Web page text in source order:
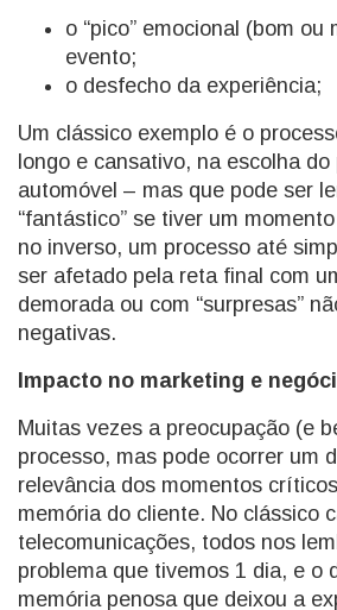
o “pico” emocional (bom ou
evento;
o desfecho da experiência;
Um clássico exemplo é o
longo e cansativo, na escolha do
automóvel – mas que pode ser
“fantástico” se tiver um
no inverso, um processo até
ser afetado pela reta final com
demorada ou com “surpresas”
negativas.
Impacto no marketing e
Muitas vezes a preocupação (e
processo, mas pode ocorrer um
relevância dos momentos
memória do cliente. No clássico
telecomunicações, todos nos
problema que tivemos 1 dia, e o
memória penosa que deixou a